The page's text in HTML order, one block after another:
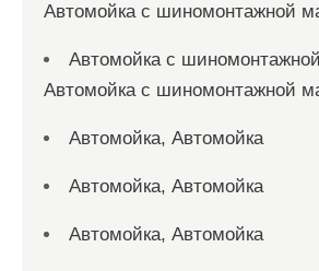
Автомойка с шиномонтажной
Автомойка с
Автомойка с шиномонтажной
Автомойка, Автомойка
Автомойка, Автомойка
Автомойка, Автомойка